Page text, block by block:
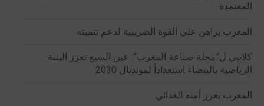
المعتمدة
المغرب يراهن على القوة الضريبية لدعم تنميته
كلايبي ل”مجلة صناعة المغرب”: عين السبع تعزز البنية
الرياضية بالبيضاء استعداداً لمونديال 2030
المغرب يعزز أمنه الغذائي